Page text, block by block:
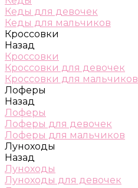
Кеды для девочек
Кеды для мальчиков
Кроссовки
Назад
Кроссовки
Кроссовки для девочек
Кроссовки для мальчиков
Лоферы
Назад
Лоферы
Лоферы для девочек
Лоферы для мальчиков
Луноходы
Назад
Луноходы
Луноходы для девочек